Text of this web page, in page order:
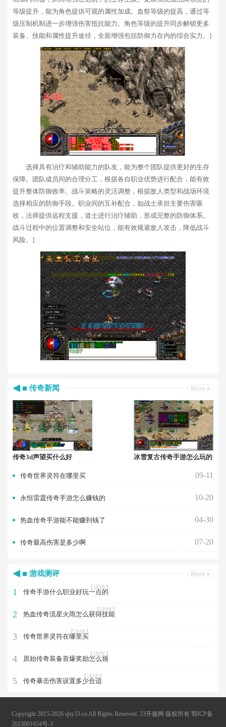
等级提升，能为角色提供可观的属性加成。血祭等级的提高，通过等
级压制机制进一步增强伤害抵抗能力。角色等级的提升同步解锁更多
装备、技能和属性提升途径，全面增强包括防御力在内的综合实力。]
选择具有治疗和辅助能力的队友，能为整个团队提供更好的生存
保障。团队成员间的合理分工，根据各自职业优势进行配合，能有效
提升整体防御效率。战斗策略的灵活调整，根据敌人类型和战场环境
选择相应的防御手段。职业间的互补配合，如战士承担主要伤害吸
收，法师提供远程支援，道士进行治疗辅助，形成完整的防御体系。
战斗过程中的位置调整和安全站位，能有效规避敌人攻击，降低战斗
风险。]
传奇新闻
传奇3d声望买什么好 冰雪复古传奇手游怎么玩的
传奇世界灵符在哪里买 09-11
永恒雷霆传奇手游怎么赚钱的 10-20
热血传奇手游能不能赚到钱了 04-30
传奇最高伤害是多少啊 07-20
游戏测评
1 传奇手游什么职业好玩一点的
【详情】
2 热血传奇流星火雨怎么获得技能
【详情】
3 传奇世界灵符在哪里买
【详情】
4 原始传奇装备首爆奖励怎么领
【详情】
5 传奇暴击伤害设置多少合适
【详情】
Copyright 2015-2026 qhy33.cn All Rights Reserved. 33开服网 版权所有 鄂ICP备
2023001654号-3